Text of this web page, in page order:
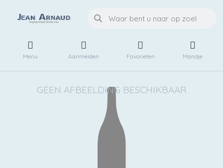
Menu Aanmelden Favorieten Mandje